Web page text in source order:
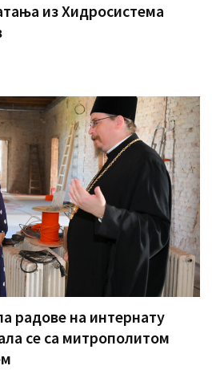
из Хидросистема
радове на интернату
се са митрополитом